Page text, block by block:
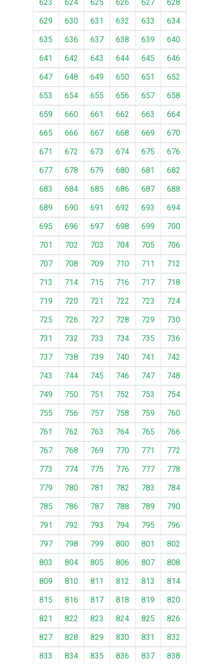
623
624 625 626 627
628
629
630 631 632 633
634
635
636 637 638 639
640
641
642 643 644 645
646
647
648 649 650 651
652
653
654 655 656 657
658
659
660 661 662 663
664
665
666 667 668 669
670
671
672 673 674 675
676
677
678 679 680 681
682
683
684 685 686 687
688
689
690 691 692 693
694
695
696 697 698 699
700
701
702 703 704 705
706
707
708 709 710 711
712
713
714 715 716 717
718
719
720 721 722 723
724
725
726 727 728 729
730
731
732 733 734 735
736
737
738 739 740 741
742
743
744 745 746 747
748
749
750 751 752 753
754
755
756 757 758 759
760
761
762 763 764 765
766
767
768 769 770 771
772
773
774 775 776 777
778
779
780 781 782 783
784
785
786 787 788 789
790
791
792 793 794 795
796
797
798 799 800 801
802
803
804 805 806 807
808
809
810 811 812 813
814
815
816 817 818 819
820
821
822 823 824 825
826
827
828 829 830 831
832
833
834 835 836 837 838